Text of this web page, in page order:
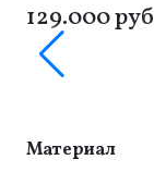
129.000 руб
Материал